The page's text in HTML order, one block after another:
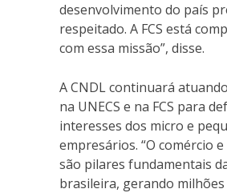
desenvolvimento do país
respeitado. A FCS está
com essa missão”, disse.
A CNDL continuará
na UNECS e na FCS para
interesses dos micro e
empresários. “O comércio
são pilares fundamentais
brasileira, gerando milhões